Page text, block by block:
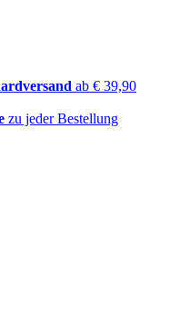
ab € 39,90
zu jeder Bestellung